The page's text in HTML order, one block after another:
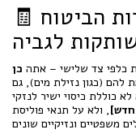
🧾 האמת המשפטית שחברות הביטוח
לגביה
כלפי צד שלישי – אתה כן
להם (כגון נזילת מים), גם
כוללת כיסוי ישיר לנזקי
חדש], ולא על תנאי פוליסת